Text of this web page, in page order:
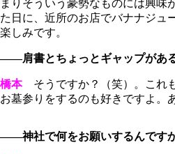
まりそういう豪勢なものには興味
た日に、近所のお店でバナナジュ
楽しみです。
――肩書とちょっとギャップがある
橋本そうですか？（笑）。これ
お墓参りをするのも好きですよ。
――神社で何をお願いするんです